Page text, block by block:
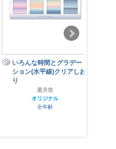
いろんな時間とグラデー
ション(水平線)クリアしお
り
星月世
オリジナル
全年齢